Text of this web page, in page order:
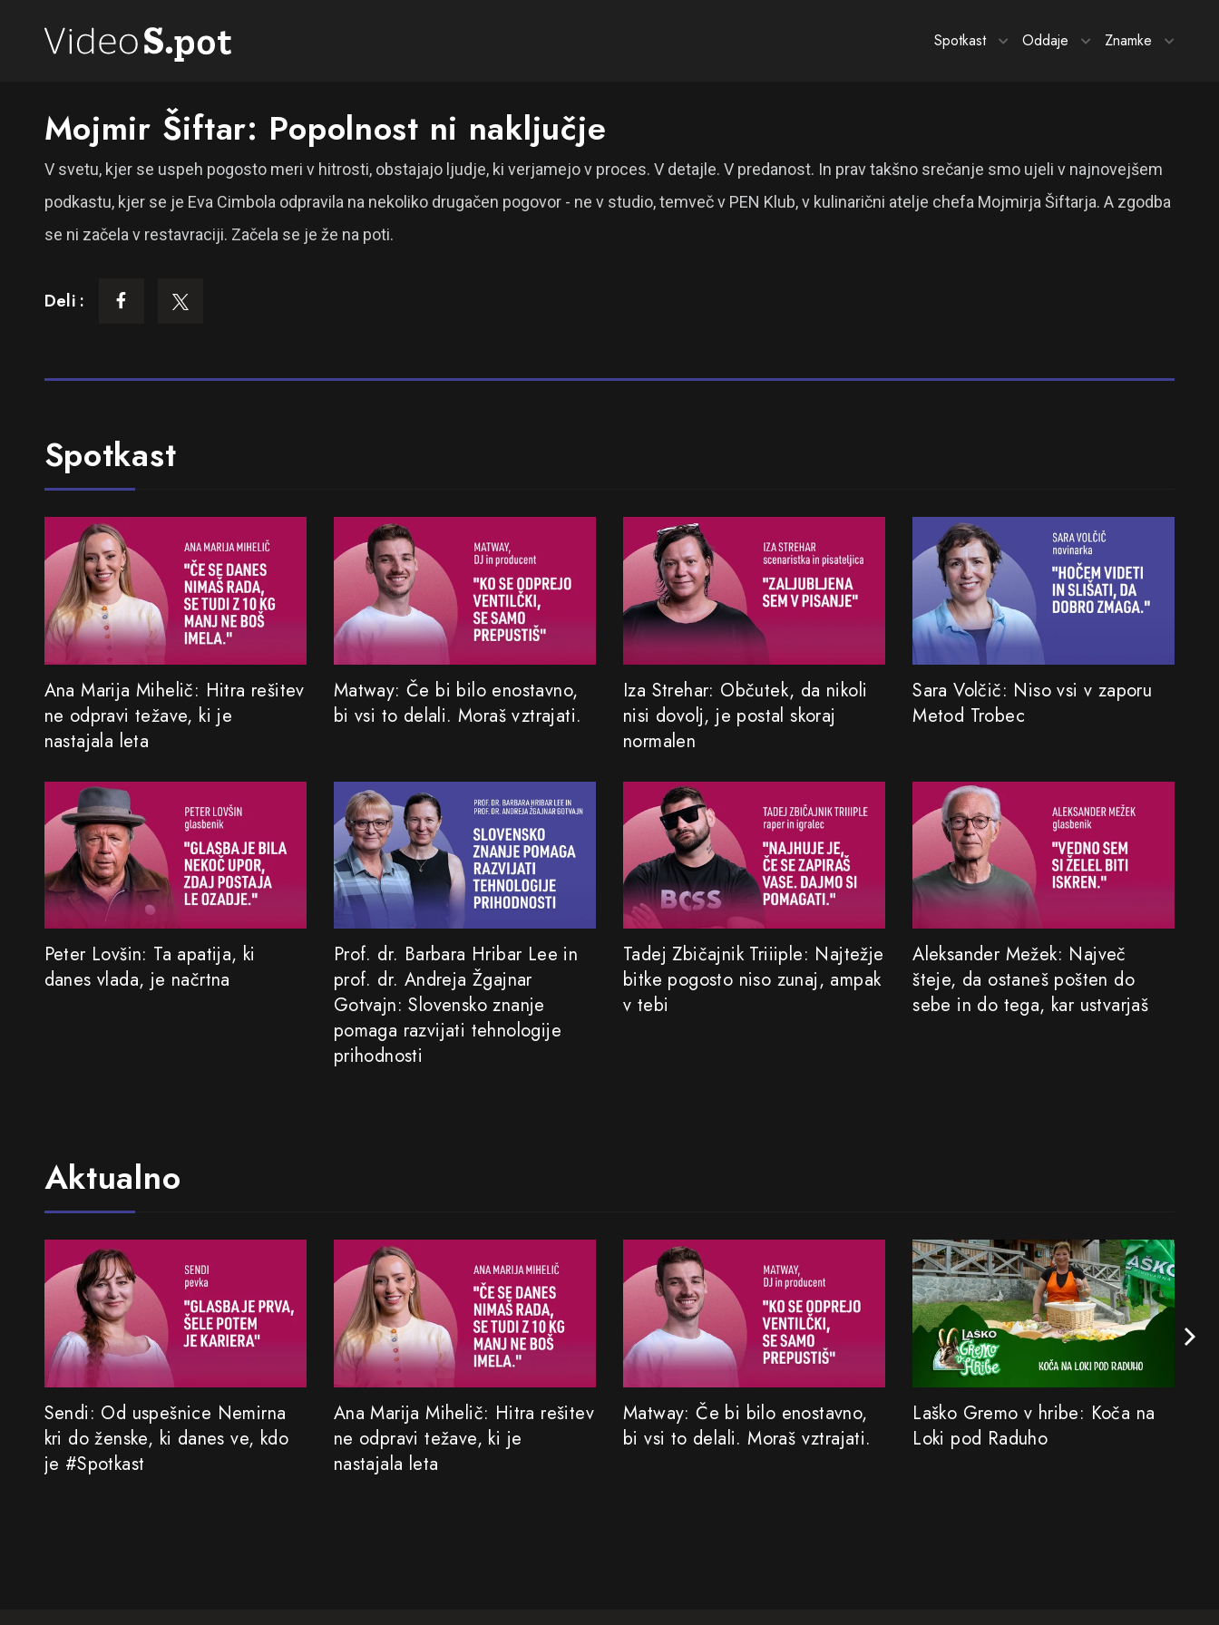
Spotkast Oddaje Znamke
Mojmir Šiftar: Popolnost ni naključje
V svetu, kjer se uspeh pogosto meri v hitrosti, obstajajo ljudje, ki verjamejo v proces. V detajle. V predanost. In prav takšno srečanje smo ujeli v najnovejšem
podkastu, kjer se je Eva Cimbola odpravila na nekoliko drugačen pogovor - ne v studio, temveč v PEN Klub, v kulinarični atelje chefa Mojmirja Šiftarja. A zgodba
se ni začela v restavraciji. Začela se je že na poti.
Deli :
Spotkast
Ana Marija Mihelič: Hitra rešitev
ne odpravi težave, ki je
nastajala leta
Matway: Če bi bilo enostavno,
bi vsi to delali. Moraš vztrajati.
Iza Strehar: Občutek, da nikoli
nisi dovolj, je postal skoraj
normalen
Sara Volčič: Niso vsi v zaporu
Metod Trobec
Peter Lovšin: Ta apatija, ki
danes vlada, je načrtna
Prof. dr. Barbara Hribar Lee in
prof. dr. Andreja Žgajnar
Gotvajn: Slovensko znanje
pomaga razvijati tehnologije
prihodnosti
Tadej Zbičajnik Triiiple: Najtežje
bitke pogosto niso zunaj, ampak
v tebi
Aleksander Mežek: Največ
šteje, da ostaneš pošten do
sebe in do tega, kar ustvarjaš
Aktualno
Sendi: Od uspešnice Nemirna
kri do ženske, ki danes ve, kdo
je #Spotkast
Ana Marija Mihelič: Hitra rešitev
ne odpravi težave, ki je
nastajala leta
Matway: Če bi bilo enostavno,
bi vsi to delali. Moraš vztrajati.
Laško Gremo v hribe: Koča na
Loki pod Raduho